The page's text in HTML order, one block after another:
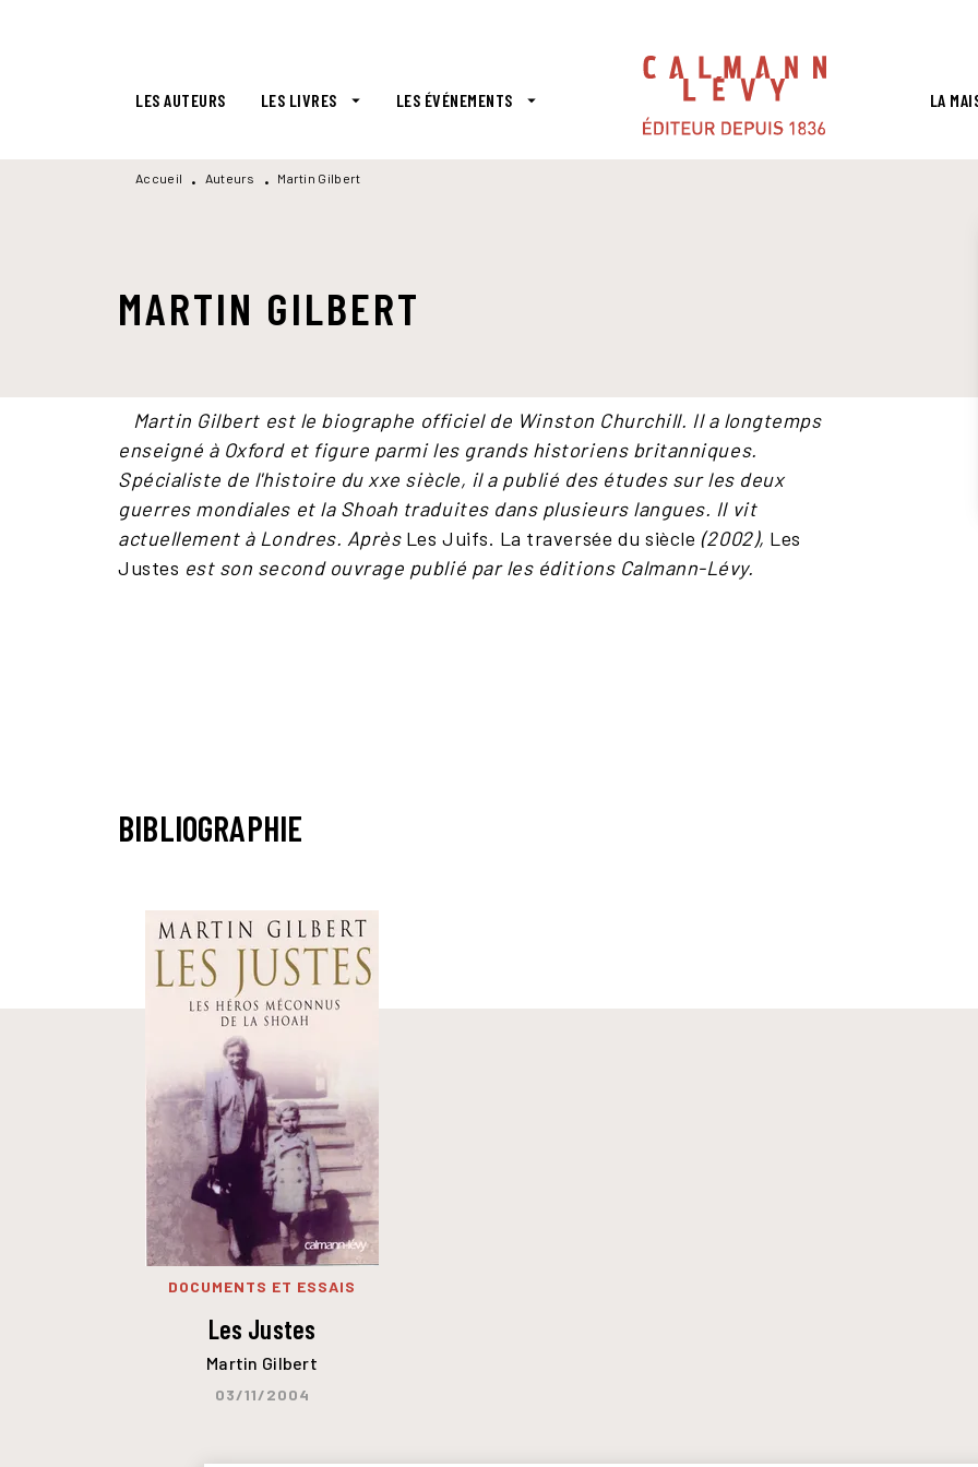
LES AUTEURS LES LIVRES arrow_drop_down LES ÉVÉNEMENTS arrow_drop_down LA
Accueil • Auteurs • Martin Gilbert
MARTIN GILBERT
Martin Gilbert est le biographe officiel de Winston Churchill. Il a longtemps
enseigné à Oxford et figure parmi les grands historiens britanniques.
Spécialiste de l'histoire du xxe siècle, il a publié des études sur les deux
guerres mondiales et la Shoah traduites dans plusieurs langues. Il vit
actuellement à Londres. Après Les Juifs. La traversée du siècle (2002), Les
Justes est son second ouvrage publié par les éditions Calmann-Lévy.
BIBLIOGRAPHIE
DOCUMENTS ET ESSAIS
Les Justes
Martin Gilbert
03/11/2004